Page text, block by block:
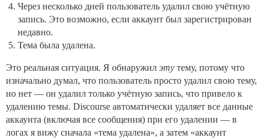
Через несколько дней пользователь удалил свою учётную
запись. Это возможно, если аккаунт был зарегистрирован
недавно.
Тема была удалена.
Это реальная ситуация. Я обнаружил эту тему, потому что
изначально думал, что пользователь просто удалил свою тему,
но нет — он удалил только учётную запись, что привело к
удалению темы. Discourse автоматически удаляет все данные
аккаунта (включая все сообщения) при его удалении — в
логах я вижу сначала «тема удалена», а затем «аккаунт